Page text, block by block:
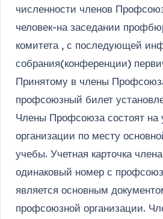
численности членов
человек-на заседании
комитета , с последующей
собрания(конференции)
Принятому в члены
профсоюзный билет
Члены Профсоюза состоят на
организации по месту
учебы. Учетная карточка
одинаковый номер с
является основным
профсоюзной организации.